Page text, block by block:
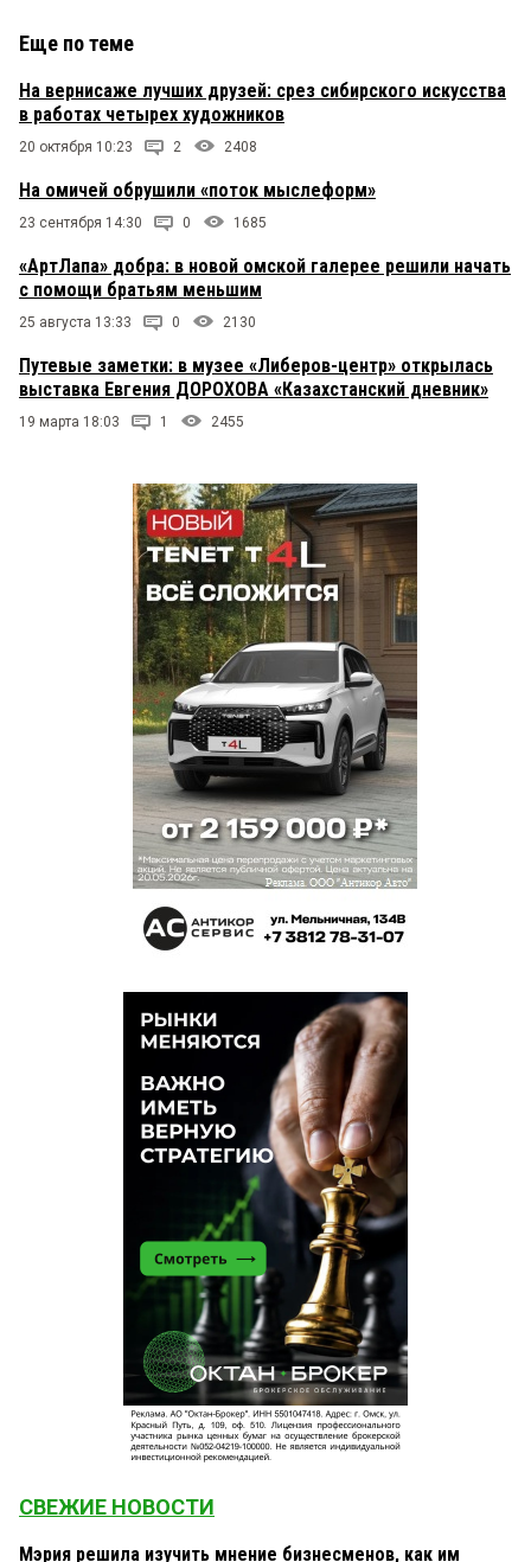
Еще по теме
На вернисаже лучших друзей: срез сибирского искусства
в работах четырех художников
20 октября 10:23 2 2408
На омичей обрушили «поток мыслеформ»
23 сентября 14:30 0 1685
«АртЛапа» добра: в новой омской галерее решили начать
с помощи братьям меньшим
25 августа 13:33 0 2130
Путевые заметки: в музее «Либеров-центр» открылась
выставка Евгения ДОРОХОВА «Казахстанский дневник»
19 марта 18:03 1 2455
СВЕЖИЕ НОВОСТИ
Мэрия решила изучить мнение бизнесменов, как им